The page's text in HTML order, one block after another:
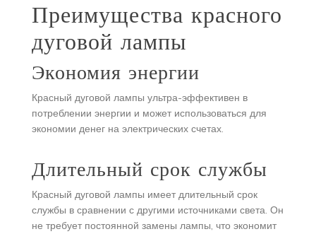
Преимущества красного
дуговой лампы
Экономия энергии
Красный дуговой лампы ультра-эффективен в
потреблении энергии и может использоваться для
экономии денег на электрических счетах.
Длительный срок службы
Красный дуговой лампы имеет длительный срок
службы в сравнении с другими источниками света. Он
не требует постоянной замены лампы, что экономит